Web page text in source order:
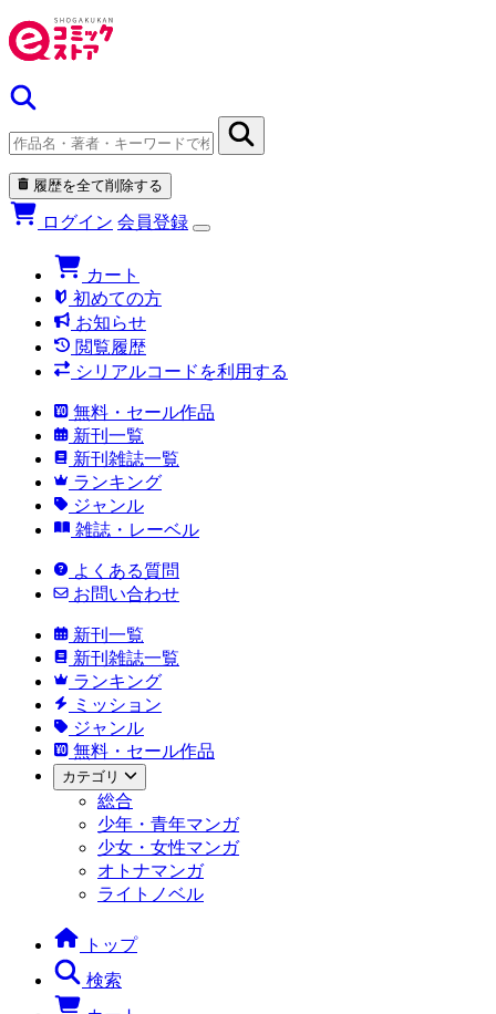
履歴を全て削除する
ログイン 会員登録
カート
初めての方
お知らせ
閲覧履歴
シリアルコードを利用する
無料・セール作品
新刊一覧
新刊雑誌一覧
ランキング
ジャンル
雑誌・レーベル
よくある質問
お問い合わせ
新刊一覧
新刊雑誌一覧
ランキング
ミッション
ジャンル
無料・セール作品
カテゴリ
総合
少年・青年マンガ
少女・女性マンガ
オトナマンガ
ライトノベル
トップ
検索